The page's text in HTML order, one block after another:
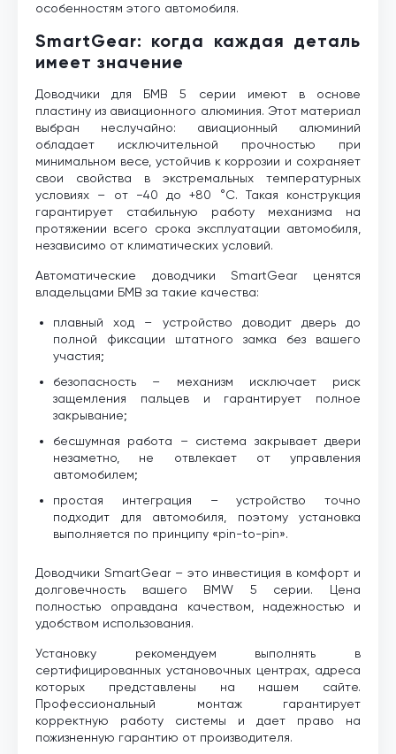
особенностям этого автомобиля.
SmartGear: когда каждая деталь
имеет значение
Доводчики для БМВ 5 серии имеют в основе
пластину из авиационного алюминия. Этот материал
выбран неслучайно: авиационный алюминий
обладает исключительной прочностью при
минимальном весе, устойчив к коррозии и сохраняет
свои свойства в экстремальных температурных
условиях – от −40 до +80 °C. Такая конструкция
гарантирует стабильную работу механизма на
протяжении всего срока эксплуатации автомобиля,
независимо от климатических условий.
Автоматические доводчики SmartGear ценятся
владельцами БМВ за такие качества:
плавный ход – устройство доводит дверь до
полной фиксации штатного замка без вашего
участия;
безопасность – механизм исключает риск
защемления пальцев и гарантирует полное
закрывание;
бесшумная работа – система закрывает двери
незаметно, не отвлекает от управления
автомобилем;
простая интеграция – устройство точно
подходит для автомобиля, поэтому установка
выполняется по принципу «pin-to-pin».
Доводчики SmartGear – это инвестиция в комфорт и
долговечность вашего BMW 5 серии. Цена
полностью оправдана качеством, надежностью и
удобством использования.
Установку рекомендуем выполнять в
сертифицированных установочных центрах, адреса
которых представлены на нашем сайте.
Профессиональный монтаж гарантирует
корректную работу системы и дает право на
пожизненную гарантию от производителя.